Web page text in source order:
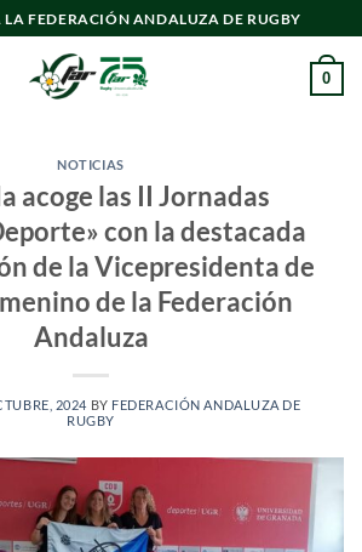
FEDERACIÓN ANDALUZA DE RUGBY
0
NOTICIAS
acoge las II Jornadas
con la destacada
de la Vicepresidenta de
de la Federación
Andaluza
2024 BY FEDERACIÓN ANDALUZA DE
RUGBY